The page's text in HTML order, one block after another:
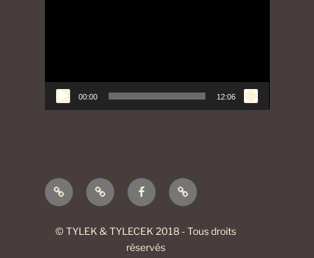
00:00 12:06
Vidéos
de
Contact
et
Page
Facebook
Mentions
légales
© TYLEK & TYLECEK 2018 - Tous droits
réservés